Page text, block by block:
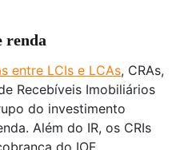
renda
entre LCIs e LCAs, CRAs,
Recebíveis Imobiliários
do investimento
Além do IR, os CRIs
do IOF.